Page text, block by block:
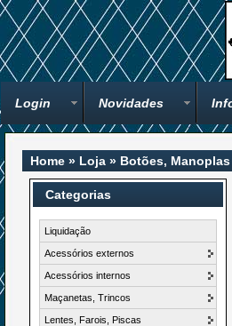
Login Novidades
Home » Loja » Botões, Manoplas
Categorias
Liquidação
Acessórios externos
Acessórios internos
Maçanetas, Trincos
Lentes, Farois, Piscas